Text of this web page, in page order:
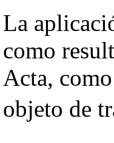
La
como
Acta,
objeto de